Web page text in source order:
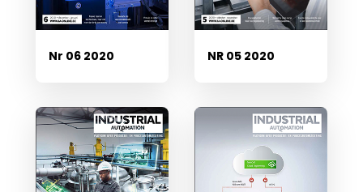
Nr 06 2020 NR 05 2020